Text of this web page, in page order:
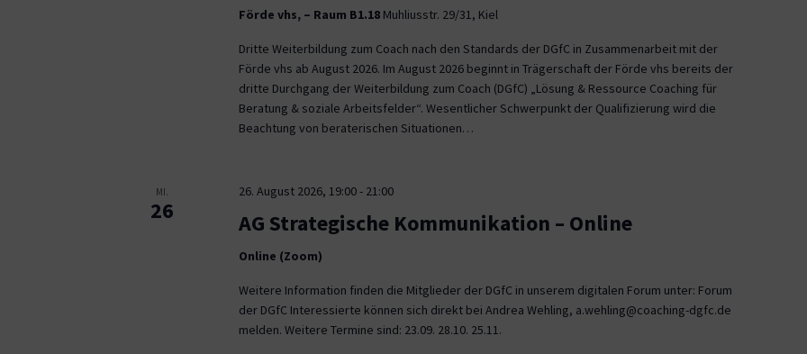
Förde vhs, – Raum B1.18 Muhliusstr. 29/31, Kiel
Dritte Weiterbildung zum Coach nach den Standards der DGfC in Zusammenarbeit mit der
Förde vhs ab August 2026. Im August 2026 beginnt in Trägerschaft der Förde vhs bereits der
dritte Durchgang der Weiterbildung zum Coach (DGfC) „Lösung & Ressource Coaching für
Beratung & soziale Arbeitsfelder“. Wesentlicher Schwerpunkt der Qualifizierung wird die
Beachtung von beraterischen Situationen…
MI.
26
26. August 2026, 19:00- 21:00
AG Strategische Kommunikation – Online
Online (Zoom)
Weitere Information finden die Mitglieder der DGfC in unserem digitalen Forum unter: Forum
der DGfC Interessierte können sich direkt bei Andrea Wehling, a.wehling@coaching-dgfc.de
melden. Weitere Termine sind: 23.09. 28.10. 25.11.